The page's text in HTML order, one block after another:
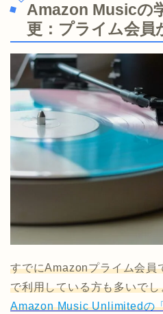
Amazon Musicの
更：プライム会員
すでにAmazonプライム会
で利用している方も多いで
Amazon Music Unlimitedの